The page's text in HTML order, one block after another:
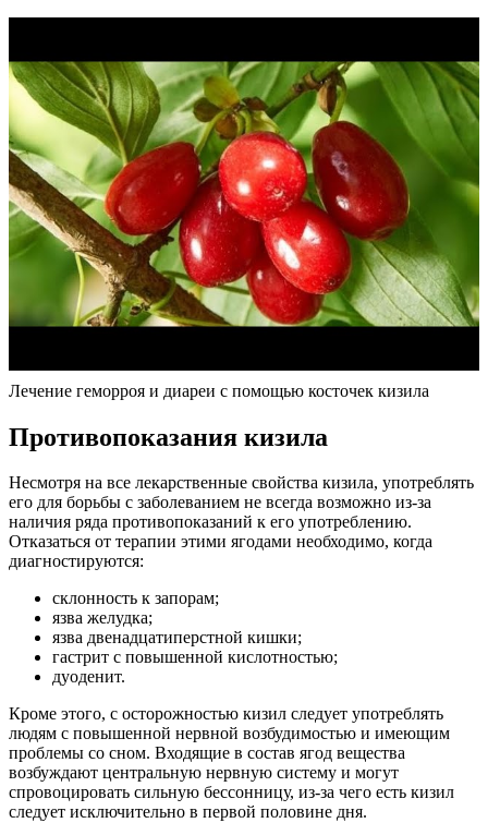
Лечение геморроя и диареи с помощью косточек кизила
Противопоказания кизила
Несмотря на все лекарственные свойства кизила, употреблять
его для борьбы с заболеванием не всегда возможно из-за
наличия ряда противопоказаний к его употреблению.
Отказаться от терапии этими ягодами необходимо, когда
диагностируются:
склонность к запорам;
язва желудка;
язва двенадцатиперстной кишки;
гастрит с повышенной кислотностью;
дуоденит.
Кроме этого, с осторожностью кизил следует употреблять
людям с повышенной нервной возбудимостью и имеющим
проблемы со сном. Входящие в состав ягод вещества
возбуждают центральную нервную систему и могут
спровоцировать сильную бессонницу, из-за чего есть кизил
следует исключительно в первой половине дня.